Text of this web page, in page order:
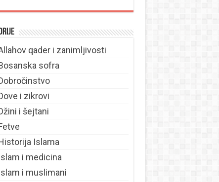
qader i zanimljivosti
sofra
i zikrovi
i šejtani
Islama
i medicina
i muslimani